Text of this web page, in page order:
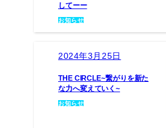
してーー
お知らせ
2024年3月25日
THE CIRCLE~繋がりを新た
な力へ変えていく~
お知らせ